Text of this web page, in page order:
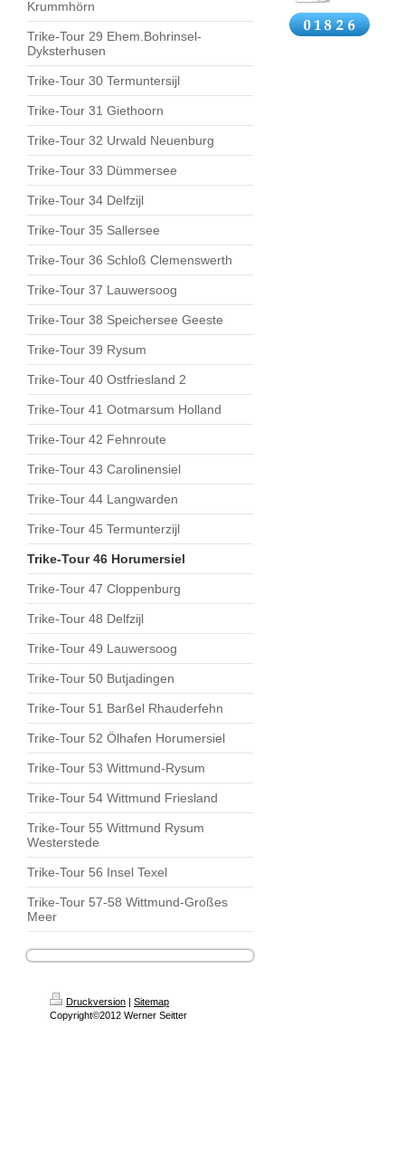
Krummhörn
Trike-Tour 29 Ehem.Bohrinsel-
Dyksterhusen
Trike-Tour 30 Termuntersijl
Trike-Tour 31 Giethoorn
Trike-Tour 32 Urwald Neuenburg
Trike-Tour 33 Dümmersee
Trike-Tour 34 Delfzijl
Trike-Tour 35 Sallersee
Trike-Tour 36 Schloß Clemenswerth
Trike-Tour 37 Lauwersoog
Trike-Tour 38 Speichersee Geeste
Trike-Tour 39 Rysum
Trike-Tour 40 Ostfriesland 2
Trike-Tour 41 Ootmarsum Holland
Trike-Tour 42 Fehnroute
Trike-Tour 43 Carolinensiel
Trike-Tour 44 Langwarden
Trike-Tour 45 Termunterzijl
Trike-Tour 46 Horumersiel
Trike-Tour 47 Cloppenburg
Trike-Tour 48 Delfzijl
Trike-Tour 49 Lauwersoog
Trike-Tour 50 Butjadingen
Trike-Tour 51 Barßel Rhauderfehn
Trike-Tour 52 Ölhafen Horumersiel
Trike-Tour 53 Wittmund-Rysum
Trike-Tour 54 Wittmund Friesland
Trike-Tour 55 Wittmund Rysum
Westerstede
Trike-Tour 56 Insel Texel
Trike-Tour 57-58 Wittmund-Großes
Meer
Druckversion | Sitemap
Copyright©2012 Werner Seitter